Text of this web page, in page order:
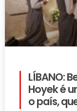
LÍBANO:
Hoyek é
o país,